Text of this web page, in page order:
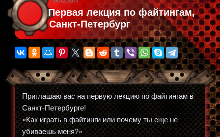
файтинги!»»
Первая лекция по файтингам,
Санкт-Петербург
Приглашаю вас на первую лекцию по файтингам в
Санкт-Петербурге!
«Как играть в файтинги или почему ты еще не
убиваешь меня?»